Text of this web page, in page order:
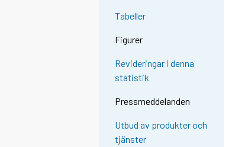
Tabeller
Figurer
Revideringar i denna
statistik
Pressmeddelanden
Utbud av produkter och
tjänster